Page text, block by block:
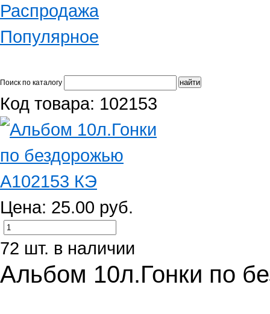
Распродажа
Популярное
Поиск по каталогу
Код товара: 102153
Цена: 25.00 руб.
72 шт. в наличии
Альбом 10л.Гонки по